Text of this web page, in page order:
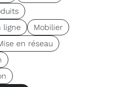
ligne
Mobilier
en réseau